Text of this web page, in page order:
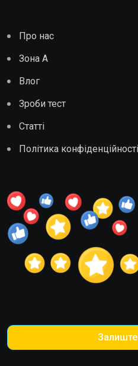
Про нас
Зона А
Влог
Зроби тест
Статті
Політика конфіденційності
Залиште